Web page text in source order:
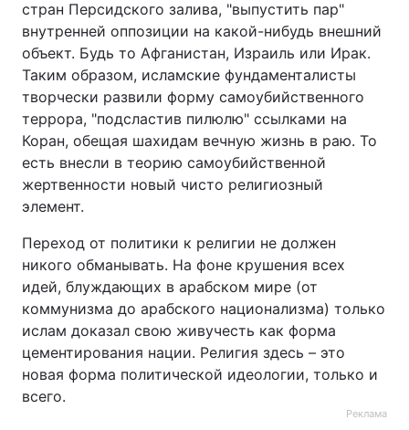
стран Персидского залива, "выпустить пар"
внутренней оппозиции на какой-нибудь внешний
объект. Будь то Афганистан, Израиль или Ирак.
Таким образом, исламские фундаменталисты
творчески развили форму самоубийственного
террора, "подсластив пилюлю" ссылками на
Коран, обещая шахидам вечную жизнь в раю. То
есть внесли в теорию самоубийственной
жертвенности новый чисто религиозный
элемент.
Переход от политики к религии не должен
никого обманывать. На фоне крушения всех
идей, блуждающих в арабском мире (от
коммунизма до арабского национализма) только
ислам доказал свою живучесть как форма
цементирования нации. Религия здесь – это
новая форма политической идеологии, только и
всего.
Реклама